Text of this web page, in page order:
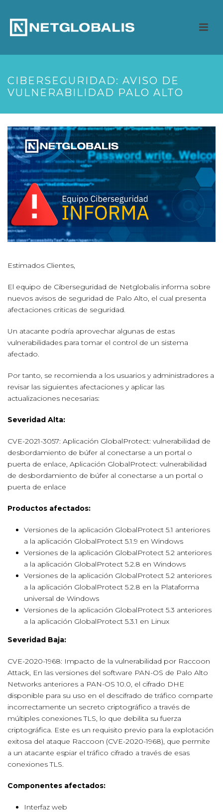
CIBERSEGURIDAD: AVISO DE
VULNERABILIDAD PALO ALTO
Estimados Clientes,
El equipo de Ciberseguridad de Netglobalis informa sobre
nuevos avisos de seguridad de Palo Alto, el cual presenta
afectaciones criticas de seguridad.
Un atacante podría aprovechar algunas de estas
vulnerabilidades para tomar el control de un sistema
afectado.
Por tanto, se recomienda a los usuarios y administradores a
revisar las siguientes afectaciones y aplicar las
actualizaciones necesarias:
Severidad Alta:
CVE-2021-3057: Aplicación GlobalProtect: vulnerabilidad de
desbordamiento de búfer al conectarse a un portal o
puerta de enlace, Aplicación GlobalProtect: vulnerabilidad
de desbordamiento de búfer al conectarse a un portal o
puerta de enlace
Productos afectados:
Versiones de la aplicación GlobalProtect 5.1 anteriores
a la aplicación GlobalProtect 5.1.9 en Windows
Versiones de la aplicación GlobalProtect 5.2 anteriores
a la aplicación GlobalProtect 5.2.8 en Windows
Versiones de la aplicación GlobalProtect 5.2 anteriores
a la aplicación GlobalProtect 5.2.8 en la Plataforma
universal de Windows
Versiones de la aplicación GlobalProtect 5.3 anteriores
a la aplicación GlobalProtect 5.3.1 en Linux
Severidad Baja:
CVE-2020-1968: Impacto de la vulnerabilidad por Raccoon
Attack, En las versiones del software PAN-OS de Palo Alto
Networks anteriores a PAN-OS 10.0, el cifrado DHE
disponible para su uso en el descifrado de tráfico comparte
incorrectamente un secreto criptográfico a través de
múltiples conexiones TLS, lo que debilita su fuerza
criptográfica. Este es un requisito previo para la explotación
exitosa del ataque Raccoon (CVE-2020-1968), que permite
a un atacante espiar el tráfico cifrado a través de esas
conexiones TLS.
Componentes afectados:
Interfaz web